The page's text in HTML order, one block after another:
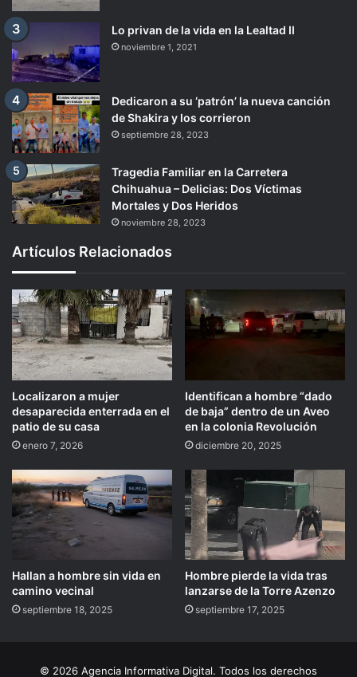
Lo privan de la vida en la Lealtad II
noviembre 1, 2021
Dedicaron a su ‘patrón’ la nueva canción
de Shakira y los corrieron
septiembre 28, 2023
Tragedia Familiar en la Carretera
Chihuahua – Delicias: Dos Víctimas
Mortales y Dos Heridos
noviembre 28, 2023
Artículos Relacionados
Localizaron a mujer
desaparecida enterrada en el
patio de su casa
enero 7, 2026
Identifican a hombre “dado
de baja” dentro de un Aveo
en la colonia Revolución
diciembre 20, 2025
Hallan a hombre sin vida en
camino vecinal
septiembre 18, 2025
Hombre pierde la vida tras
lanzarse de la Torre Azenzo
septiembre 17, 2025
© 2026 Agencia Informativa Digital. Todos los derechos